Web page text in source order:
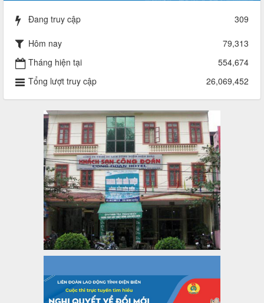
lượt xem: 822 | lượt tải:286
Quyết định về việc công bố công khai quyết toán ngân sách
nhà nước năm 2024
Thời gian đăng: 29/04/2025
lượt xem: 919 | lượt tải:255
2930/TLĐ-TC
Công văn số 2930/TLĐ-TC, ngày 31/12/2024 của Tổng
LĐLĐ Việt Nam về việc quy định tỷ lệ phân phối tự động
KPCĐ 2% qua tài khoản Công đoàn Việt Nam về các cấp
Công đoàn năm 2025
Thời gian đăng: 06/01/2025
lượt xem: 1067 | lượt tải:437
47-TTCĐ/BTGTU
Thông tin chuyên đề: Một số nôi dung về sắp xếp tổ chức bộ
máy của hệ thống chính trị tinh gọn, hoạt động hiệu lực, hiệu
Thời gian đăng: 25/12/2024
lượt xem: 1226 | lượt tải:339
37/HD-TLĐ
Ban Thanh tra Nhân dân
Thời gian đăng: 27/12/2024
Đang truy cập 309
Hôm nay
79,313
Tháng hiện tại
554,674
Tổng lượt truy cập
26,069,452